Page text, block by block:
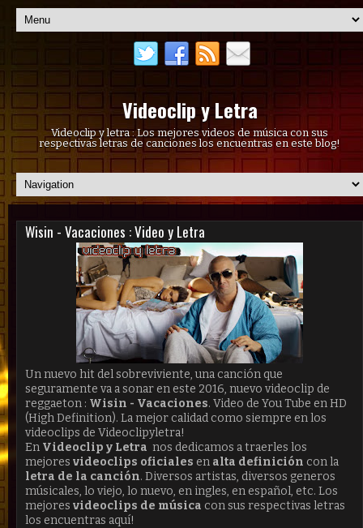
Videoclip y Letra
Videoclip y letra : Los mejores videos de música con sus
respectivas letras de canciones los encuentras en este blog!
Wisin - Vacaciones : Video y Letra
Un nuevo hit del sobreviviente, una canción que
seguramente va a sonar en este 2016, nuevo videoclip de
reggaeton : Wisin - Vacaciones. Video de You Tube en HD
(High Definition). La mejor calidad como siempre en los
videoclips de Videoclipyletra!
En Videoclip y Letra nos dedicamos a traerles los
mejores videoclips oficiales en alta definición con la
letra de la canción. Diversos artistas, diversos generos
músicales, lo viejo, lo nuevo, en ingles, en español, etc. Los
mejores videoclips de música con sus respectivas letras
los encuentras aquí!